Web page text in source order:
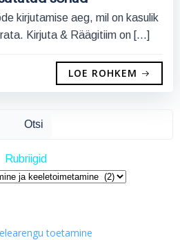
kirjutamise aeg, mil on kasulik
Kirjuta & Räägitiim on […]
LOE ROHKEM
Otsi
Rubriigid
toetamine